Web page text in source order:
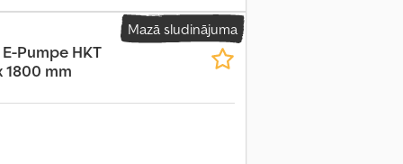
Mazā sludinājuma
Pumpe HKT
1800 mm